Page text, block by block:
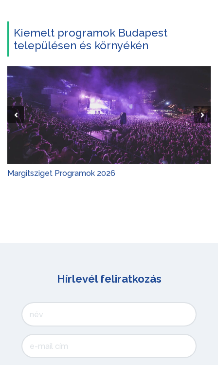
Kiemelt programok Budapest
településen és környékén
Margitsziget Programok 2026
Hírlevél feliratkozás